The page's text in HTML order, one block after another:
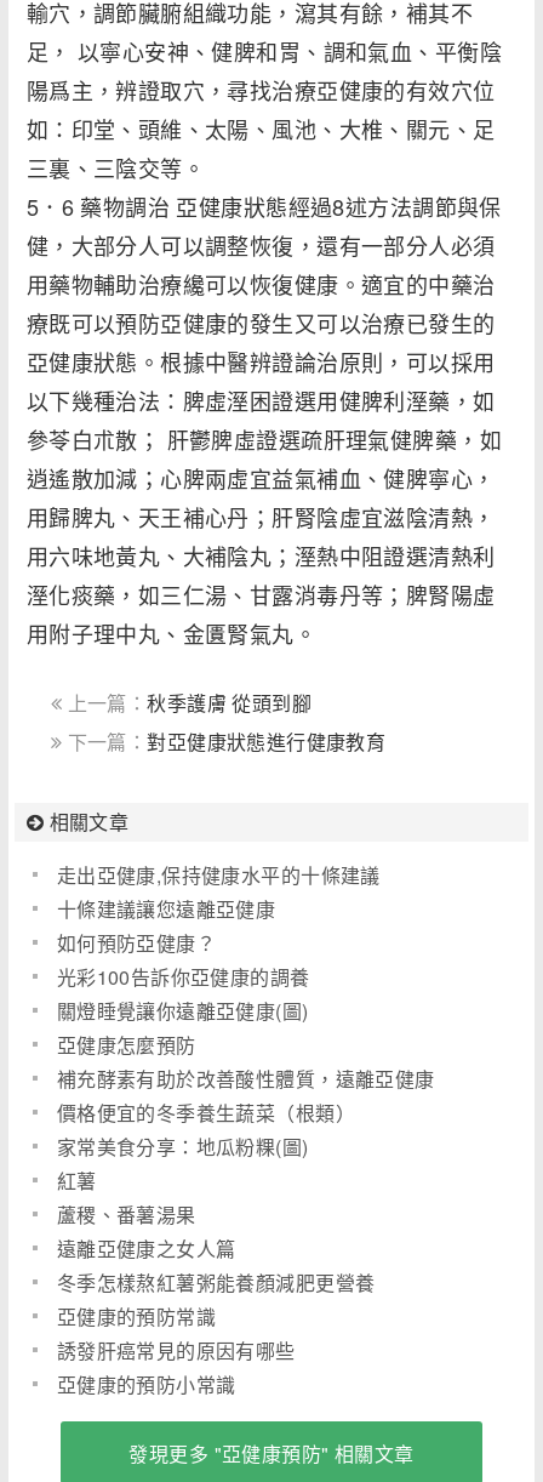
輸穴，調節臟腑組織功能，瀉其有餘，補其不
足， 以寧心安神、健脾和胃、調和氣血、平衡陰
陽爲主，辨證取穴，尋找治療亞健康的有效穴位
如：印堂、頭維、太陽、風池、大椎、關元、足
三裏、三陰交等。
5．6 藥物調治 亞健康狀態經過8述方法調節與保
健，大部分人可以調整恢復，還有一部分人必須
用藥物輔助治療纔可以恢復健康。適宜的中藥治
療既可以預防亞健康的發生又可以治療已發生的
亞健康狀態。根據中醫辨證論治原則，可以採用
以下幾種治法：脾虛溼困證選用健脾利溼藥，如
參苓白朮散； 肝鬱脾虛證選疏肝理氣健脾藥，如
逍遙散加減；心脾兩虛宜益氣補血、健脾寧心，
用歸脾丸、天王補心丹；肝腎陰虛宜滋陰清熱，
用六味地黃丸、大補陰丸；溼熱中阻證選清熱利
溼化痰藥，如三仁湯、甘露消毒丹等；脾腎陽虛
用附子理中丸、金匱腎氣丸。
上一篇：秋季護膚 從頭到腳
下一篇：對亞健康狀態進行健康教育
相關文章
走出亞健康,保持健康水平的十條建議
十條建議讓您遠離亞健康
如何預防亞健康？
光彩100告訴你亞健康的調養
關燈睡覺讓你遠離亞健康(圖)
亞健康怎麼預防
補充酵素有助於改善酸性體質，遠離亞健康
價格便宜的冬季養生蔬菜（根類）
家常美食分享：地瓜粉粿(圖)
紅薯
蘆稷、番薯湯果
遠離亞健康之女人篇
冬季怎樣熬紅薯粥能養顏減肥更營養
亞健康的預防常識
誘發肝癌常見的原因有哪些
亞健康的預防小常識
發現更多 "亞健康預防" 相關文章